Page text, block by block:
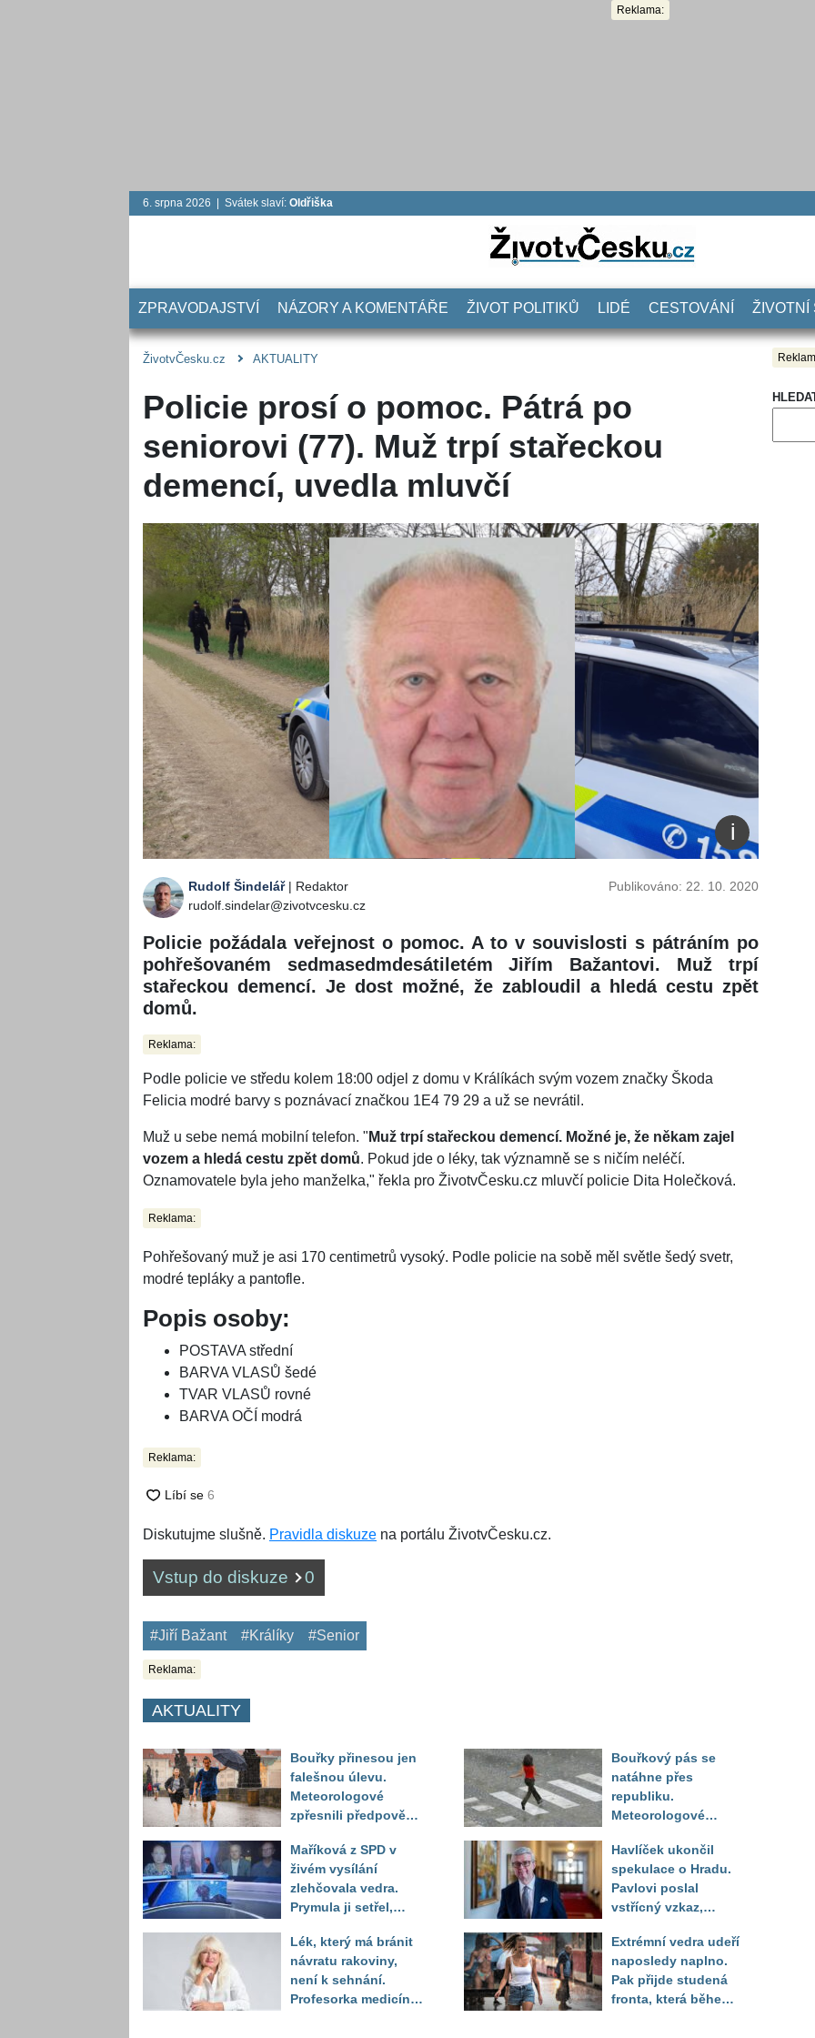
Reklama:
6. srpna 2026 | Svátek slaví: Oldřiška
ZPRAVODAJSTVÍ NÁZORY A KOMENTÁŘE ŽIVOT POLITIKŮ LIDÉ CESTOVÁNÍ ŽIVOTNÍ
ŽivotvČesku.cz AKTUALITY
Policie prosí o pomoc. Pátrá po
seniorovi (77). Muž trpí stařeckou
demencí, uvedla mluvčí
Rudolf Šindelář| Redaktor
rudolf.sindelar@zivotvcesku.cz
Publikováno: 22. 10. 2020
Policie požádala veřejnost o pomoc. A to v souvislosti s pátráním po
pohřešovaném sedmasedmdesátiletém Jiřím Bažantovi. Muž trpí
stařeckou demencí. Je dost možné, že zabloudil a hledá cestu zpět
domů.
Reklama:
Podle policie ve středu kolem 18:00 odjel z domu v Králíkách svým vozem značky Škoda
Felicia modré barvy s poznávací značkou 1E4 79 29 a už se nevrátil.
Muž u sebe nemá mobilní telefon. " Muž trpí stařeckou demencí. Možné je, že někam zajel
vozem a hledá cestu zpět domů. Pokud jde o léky, tak významně se s ničím neléčí.
Oznamovatele byla jeho manželka," řekla pro ŽivotvČesku.cz mluvčí policie Dita Holečková.
Reklama:
Pohřešovaný muž je asi 170 centimetrů vysoký. Podle policie na sobě měl světle šedý svetr,
modré tepláky a pantofle.
Popis osoby:
POSTAVA střední
BARVA VLASŮ šedé
TVAR VLASŮ rovné
BARVA OČÍ modrá
Reklama:
Diskutujme slušně. Pravidla diskuze na portálu ŽivotvČesku.cz.
Vstup do diskuze 0
#Jiří Bažant #Králíky #Senior
Reklama:
AKTUALITY
Bouřky přinesou jen
falešnou úlevu.
Meteorologové
zpřesnili předpověď
horkého počasí
Maříková z SPD v
živém vysílání
zlehčovala vedra.
Prymula ji setřel,
číslo
Lék, který má bránit
návratu rakoviny,
není k sehnání.
Profesorka medicíny
Bouřkový pás se
natáhne přes
republiku.
Meteorologové
výstrahou, kde hrozí
kroupy a prudký vítr
Havlíček ukončil
spekulace o Hradu.
Pavlovi poslal
vstřícný vzkaz,
setřel
Extrémní vedra udeří
naposledy naplno.
Pak přijde studená
fronta, která během